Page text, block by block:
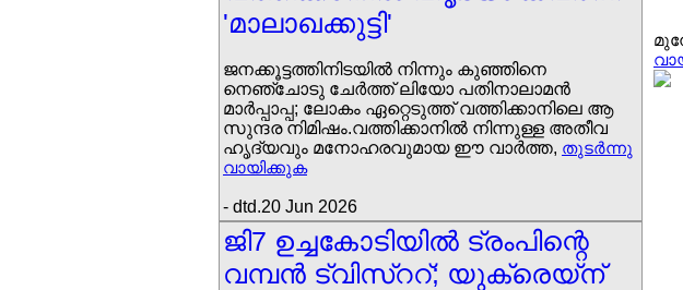
'മാലാഖക്കുട്ടി'
ജനക്കൂട്ടത്തിനിടയില്‍ നിന്നും കുഞ്ഞിനെ
നെഞ്ചോടു ചേര്‍ത്ത് ലിയോ പതിനാലാമന്‍
മാര്‍പ്പാപ്പ; ലോകം ഏറ്റെടുത്ത് വത്തിക്കാനിലെ ആ
സുന്ദര നിമിഷം.വത്തിക്കാനില്‍ നിന്നുള്ള അതീവ
ഹൃദ്യവും മനോഹരവുമായ ഈ വാര്‍ത്ത, തുടര്‍ന്നു
വായിക്കുക
- dtd.20 Jun 2026
ജി7 ഉച്ചകോടിയില്‍ ട്രംപിന്റെ
വമ്പന്‍ ട്വിസ്ററ്; യുക്രെയ്ന്